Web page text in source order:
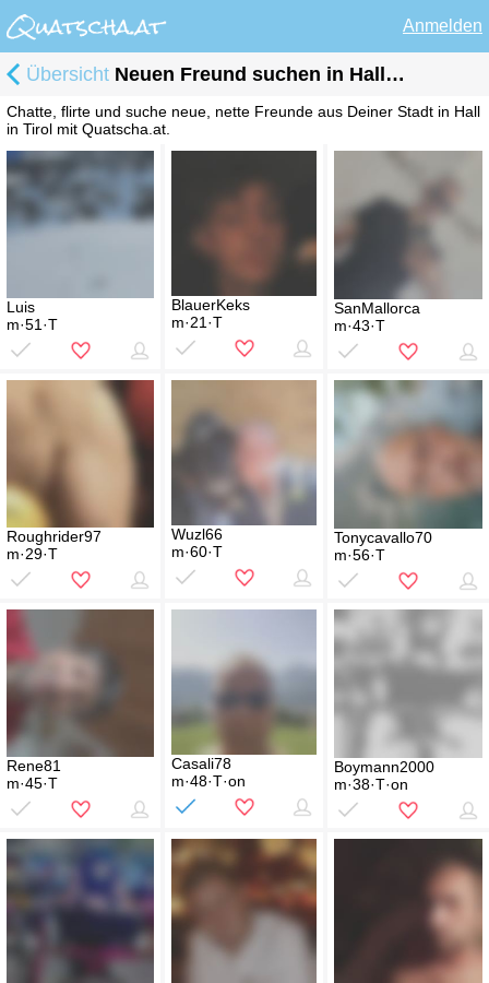
Anmelden
Übersicht Neuen Freund suchen in Hall in Tirol
Chatte, flirte und suche neue, nette Freunde aus Deiner Stadt in Hall
in Tirol mit Quatscha.at.
Luis
m·51·T
BlauerKeks
m·21·T
SanMallorca
m·43·T
Roughrider97
m·29·T
Wuzl66
m·60·T
Tonycavallo70
m·56·T
Rene81
m·45·T
Casali78
m·48·T·on
Boymann2000
m·38·T·on